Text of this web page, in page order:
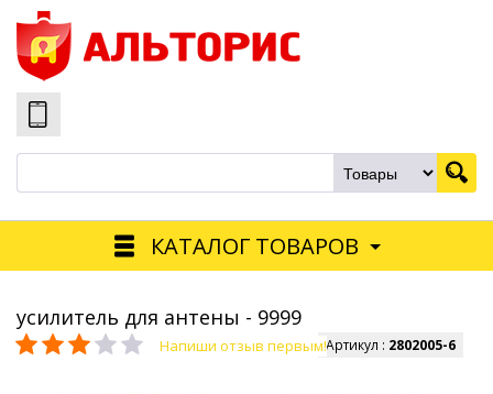
КАТАЛОГ ТОВАРОВ
усилитель для антены - 9999
Напиши отзыв первым!Артикул : 2802005-6